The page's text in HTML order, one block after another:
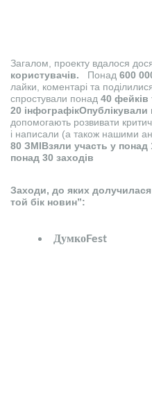
Загалом, проекту вдалося
користувачів.
Понад 600
лайки, коментарі та
спростували понад 40 фейків
20 інфографікОпублікували
допомогають розвивати
і написали (а також нашими
80 ЗМІВзяли участь у понад
понад 30 заходів
Заходи, до яких
той бік новин”:
ДумкоFest